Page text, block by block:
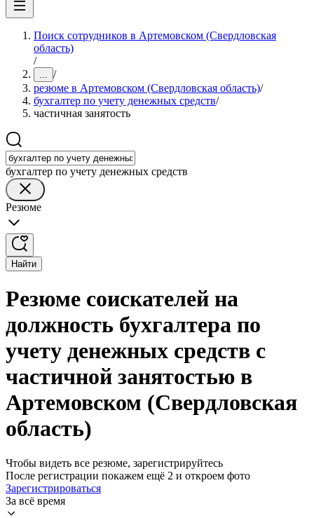
Поиск сотрудников в Артемовском (Свердловская
область)
/
... /
резюме в Артемовском (Свердловская область)/
бухгалтер по учету денежных средств/
частичная занятость
бухгалтер по учету денежных средств
Резюме
Найти
Резюме соискателей на
должность бухгалтера по
учету денежных средств с
частичной занятостью в
Артемовском (Свердловская
область)
Чтобы видеть все резюме, зарегистрируйтесь
После регистрации покажем ещё 2 и откроем фото
Зарегистрироваться
За всё время